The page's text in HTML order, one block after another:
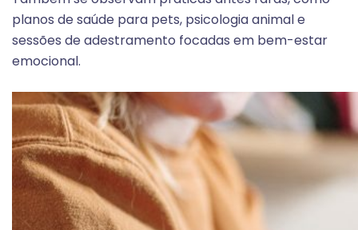
planos de saúde para pets, psicologia animal e
sessões de adestramento focadas em bem-estar
emocional.